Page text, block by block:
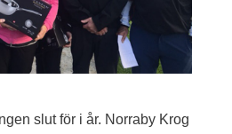
slut för i år. Norraby Krog